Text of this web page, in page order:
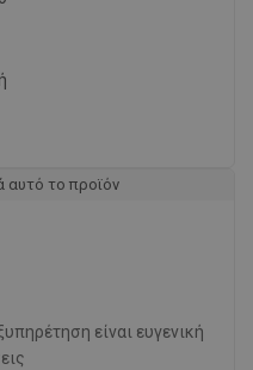
αυτό το προϊόν
είναι ευγενική